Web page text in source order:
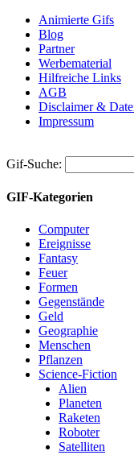
Animierte Gifs
Blog
Partner
Werbematerial
Hilfreiche Links
AGB
Disclaimer &
Impressum
Gif-Suche:
GIF-Kategorien
Computer
Ereignisse
Fantasy
Feuer
Formen
Gegenstände
Geld
Geographie
Menschen
Pflanzen
Science-Fiction
Alien
Planeten
Raketen
Roboter
Satelliten